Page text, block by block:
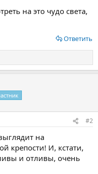
на это чудо света,
Ответить
#2
на
крепости! И, кстати,
и отливы, очень